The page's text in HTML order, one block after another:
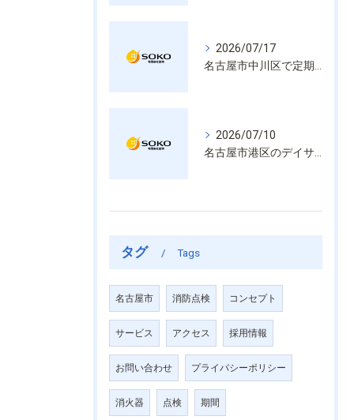
2026/07/17
名古屋市中川区で定期的な消防設備点検や整備はいざという時の命を守る安心管理
2026/07/10
名古屋市港区のデイサービス消防設備点検は消火器具や誘導灯も丁寧に作業を進めます
タグ Tags
名古屋市 消防点検 コンセプト
サービス アクセス 採用情報
お問い合わせ プライバシーポリシー
消火器 点検 期間